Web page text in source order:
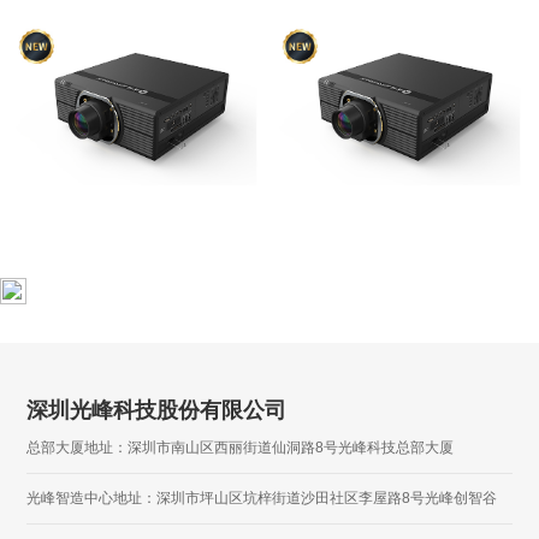
深圳光峰科技股份有限公司
总部大厦地址：深圳市南山区西丽街道仙洞路8号光峰科技总部大厦
光峰智造中心地址：深圳市坪山区坑梓街道沙田社区李屋路8号光峰创智谷